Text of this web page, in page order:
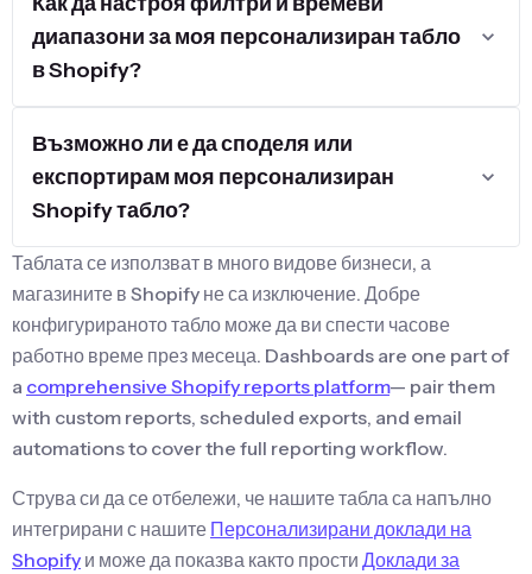
диапазони за моя персонализиран табло
в Shopify?
Възможно ли е да споделя или
експортирам моя персонализиран
Shopify табло?
Таблата се използват в много видове бизнеси, а
магазините в Shopify не са изключение. Добре
конфигурираното табло може да ви спести часове
работно време през месеца. Dashboards are one part of
a comprehensive Shopify reports platform— pair them
with custom reports, scheduled exports, and email
automations to cover the full reporting workflow.
Струва си да се отбележи, че нашите табла са напълно
интегрирани с нашите Персонализирани доклади на
Shopify и може да показва както прости Доклади за